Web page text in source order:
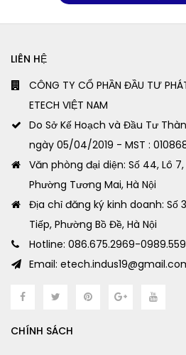
LIÊN HỆ
CÔNG TY CỔ PHẦN ĐẦU TƯ
ETECH VIỆT NAM
Do Sở Kế Hoạch và Đầu Tư
ngày 05/04/2019 - MST :
Văn phòng đại diện: Số 44, Lô
Phường Tương Mai, Hà Nội
Địa chỉ đăng ký kinh doanh: Số
Tiếp, Phường Bồ Đề, Hà Nội
Hotline: 086.675.2969-
Email:
CHÍNH SÁCH